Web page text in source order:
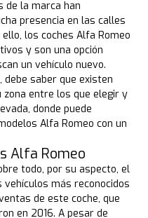
de la marca han
presencia en las calles
los coches Alfa Romeo
y son una opción
un vehículo nuevo.
debe saber que existen
zona entre los que elegir y
donde puede
Alfa Romeo con un
Alfa Romeo
todo, por su aspecto, el
más reconocidos
de este coche, que
en 2016. A pesar de